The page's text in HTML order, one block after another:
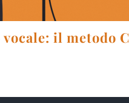
il metodo